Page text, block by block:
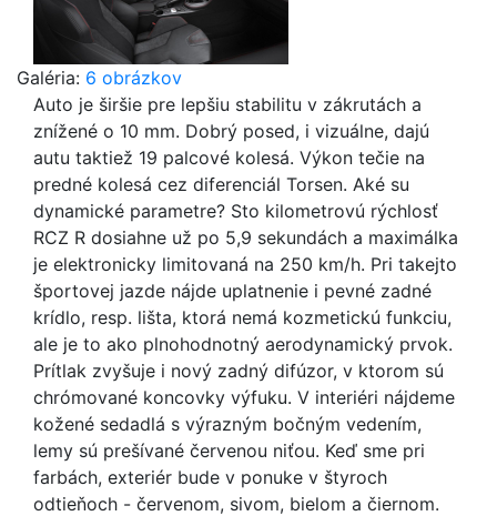
Galéria: 6 obrázkov
Auto je širšie pre lepšiu stabilitu v zákrutách a
znížené o 10 mm. Dobrý posed, i vizuálne, dajú
autu taktiež 19 palcové kolesá. Výkon tečie na
predné kolesá cez diferenciál Torsen. Aké su
dynamické parametre? Sto kilometrovú rýchlosť
RCZ R dosiahne už po 5,9 sekundách a maximálka
je elektronicky limitovaná na 250 km/h. Pri takejto
športovej jazde nájde uplatnenie i pevné zadné
krídlo, resp. lišta, ktorá nemá kozmetickú funkciu,
ale je to ako plnohodnotný aerodynamický prvok.
Prítlak zvyšuje i nový zadný difúzor, v ktorom sú
chrómované koncovky výfuku. V interiéri nájdeme
kožené sedadlá s výrazným bočným vedením,
lemy sú prešívané červenou niťou. Keď sme pri
farbách, exteriér bude v ponuke v štyroch
odtieňoch - červenom, sivom, bielom a čiernom.